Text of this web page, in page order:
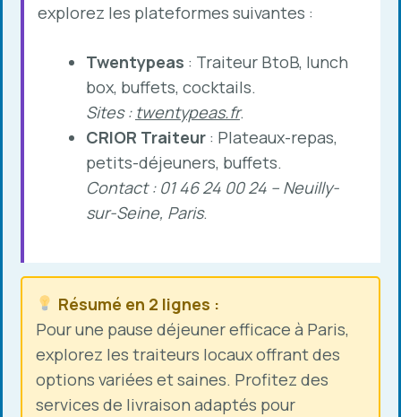
explorez les plateformes suivantes :
Twentypeas : Traiteur BtoB, lunch
box, buffets, cocktails.
Sites : twentypeas.fr.
CRIOR Traiteur : Plateaux-repas,
petits-déjeuners, buffets.
Contact : 01 46 24 00 24 – Neuilly-
sur-Seine, Paris.
Résumé en 2 lignes :
Pour une pause déjeuner efficace à Paris,
explorez les traiteurs locaux offrant des
options variées et saines. Profitez des
services de livraison adaptés pour